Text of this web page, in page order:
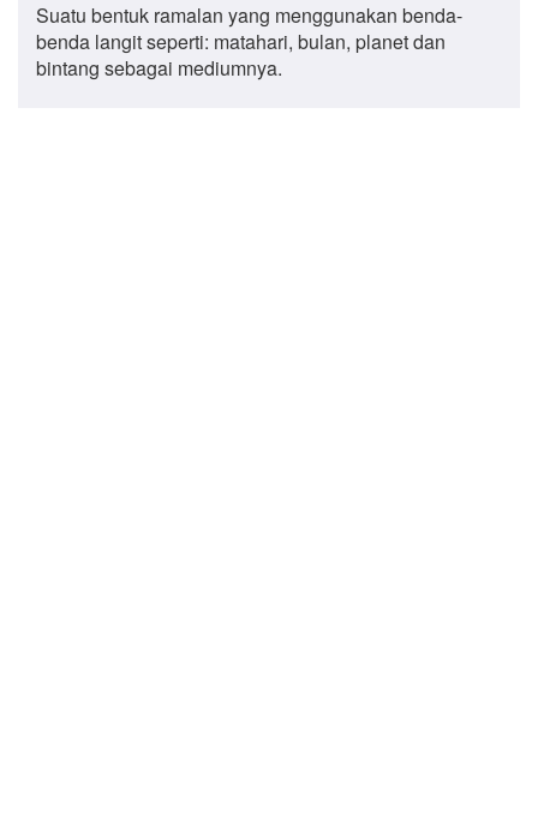
Suatu bentuk ramalan yang menggunakan benda-
benda langit seperti: matahari, bulan, planet dan
bintang sebagai mediumnya.